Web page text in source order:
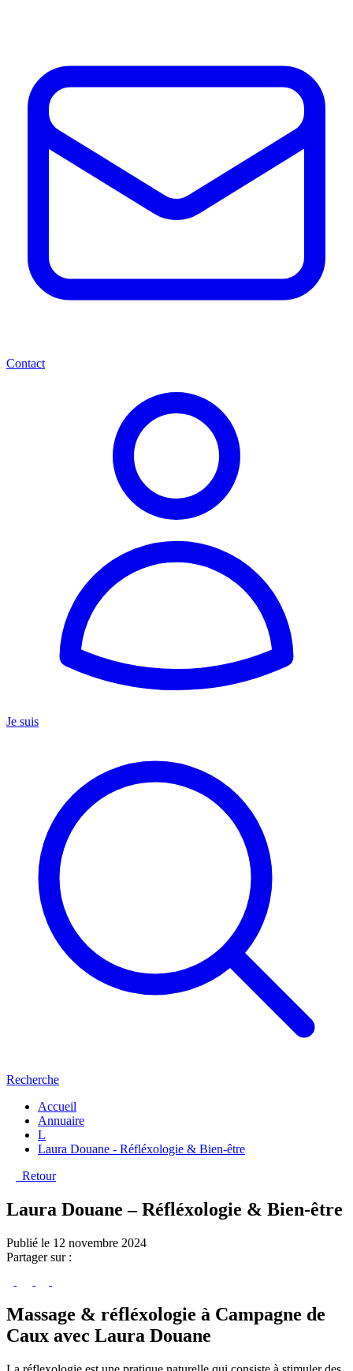
Contact
Je suis
Recherche
Accueil
Annuaire
L
Laura Douane - Réfléxologie & Bien-être
Retour
Laura Douane – Réfléxologie & Bien-être
Publié le 12 novembre 2024
Partager sur :
Massage & réfléxologie à Campagne de
Caux avec Laura Douane